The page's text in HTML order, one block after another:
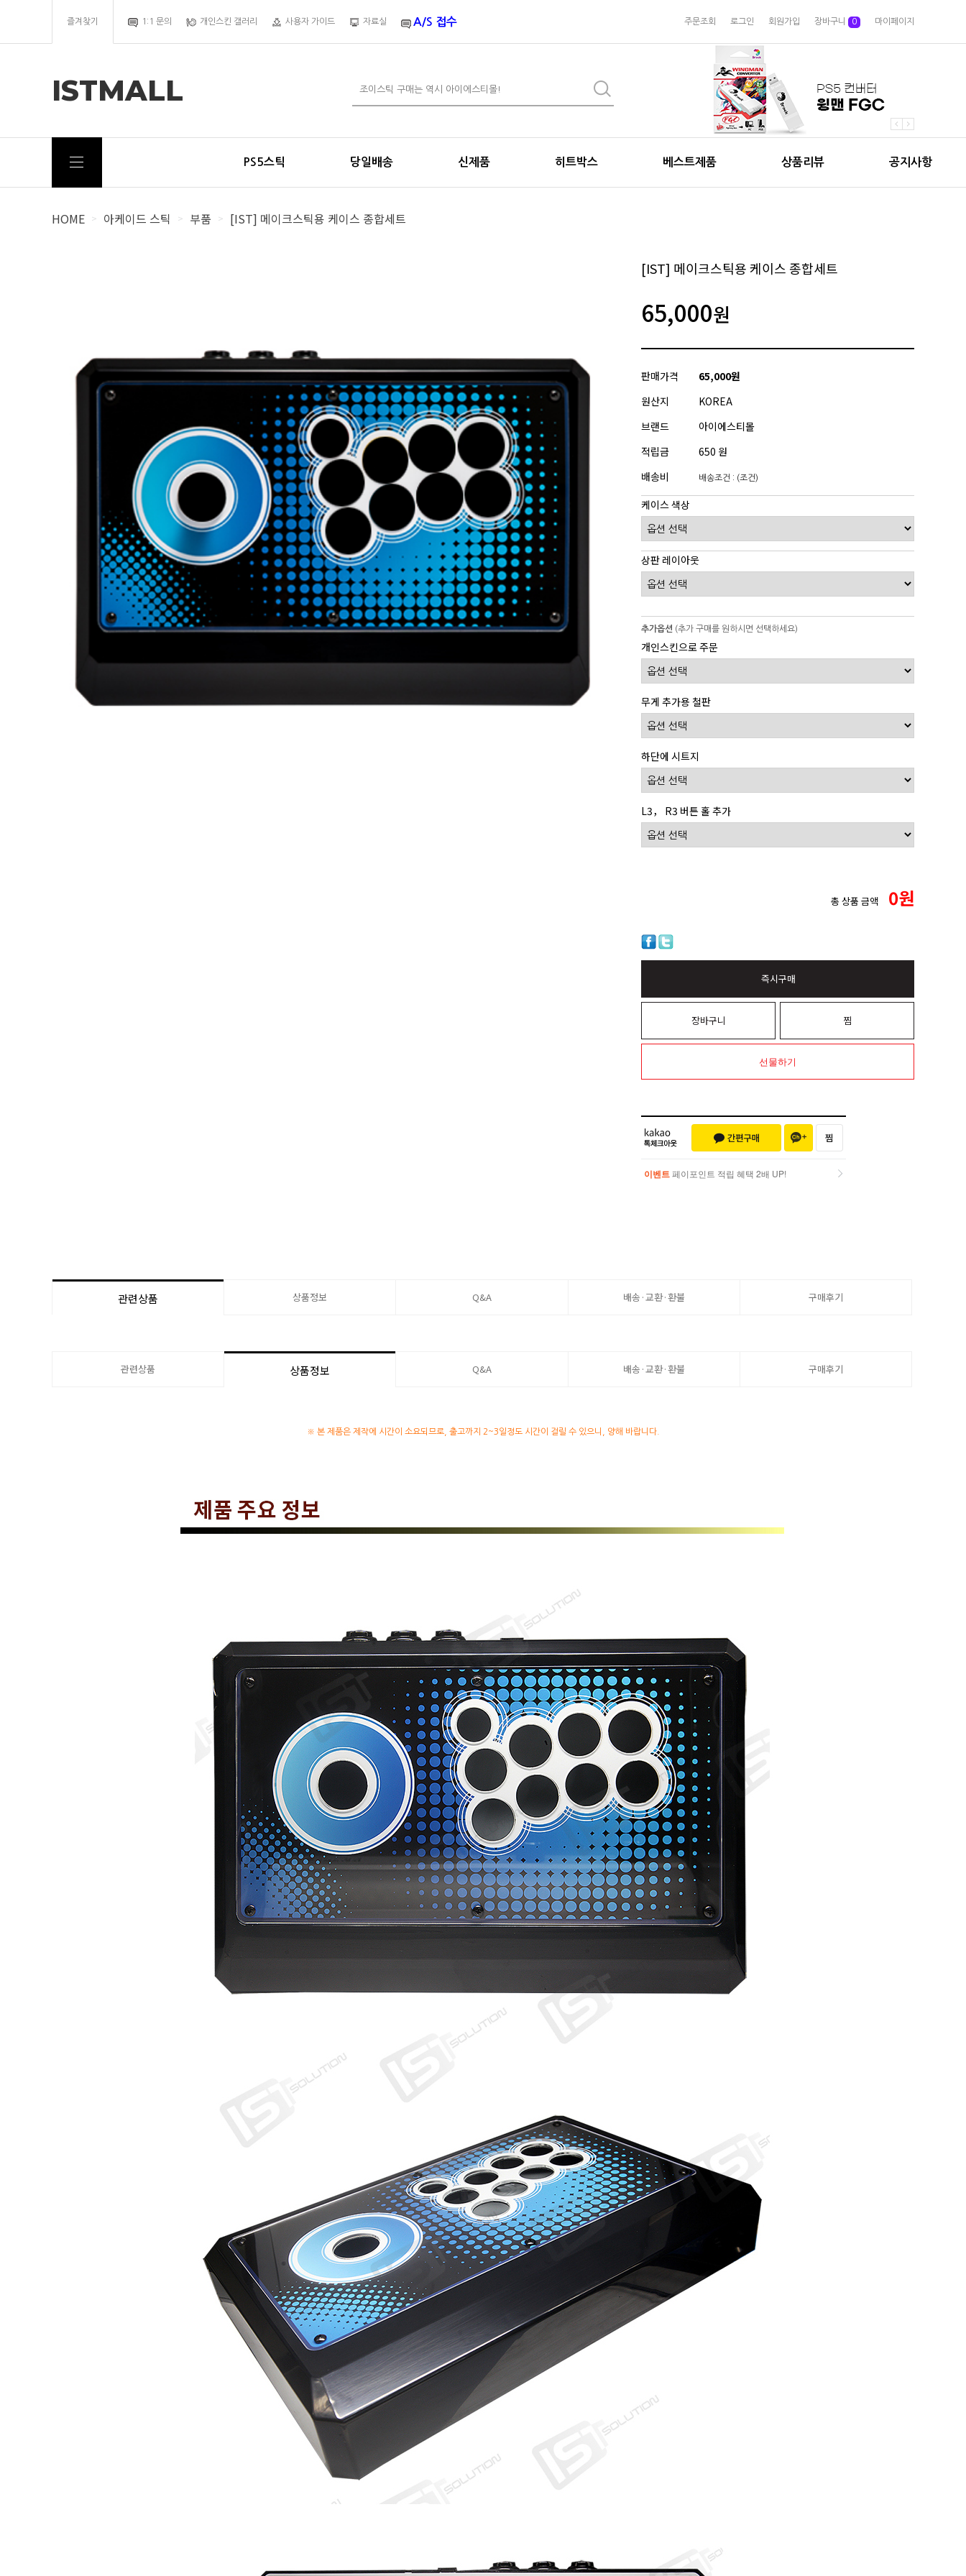
즐겨찾기 1:1 문의 개인스킨 갤러리 사용자 가이드 자료실 A/S 접수 주문조회 로그인 회원가입 장바구니 0 마이페이지
ISTMALL
PS5스틱 당일배송 신제품 히트박스 베스트제품 상품리뷰 공지사항
HOME > 아케이드 스틱 > 부품 > [IST] 메이크스틱용 케이스 종합세트
[IST] 메이크스틱용 케이스 종합세트
65,000원
판매가격
65,000원
원산지
KOREA
브랜드
아이에스티몰
적립금
650 원
배송비
배송조건 : (조건)
케이스 색상
상판 레이아웃
추가옵션 (추가 구매를 원하시면 선택하세요)
개인스킨으로 주문
무게 추가용 철판
하단에 시트지
L3， R3 버튼 홀 추가
총 상품 금액 0원
즉시구매
장바구니 찜
선물하기
이벤트 페이포인트 적립 혜택 2배 UP!
관련상품 상품정보 Q&A 배송·교환·환불 구매후기
관련상품 상품정보 Q&A 배송·교환·환불 구매후기
※ 본 제품은 제작에 시간이 소요되므로, 출고까지 2~3일정도 시간이 걸릴 수 있으니, 양해 바랍니다.